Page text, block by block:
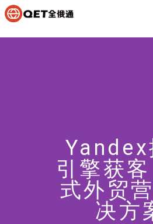
Yandex
引擎获
式外贸
决方